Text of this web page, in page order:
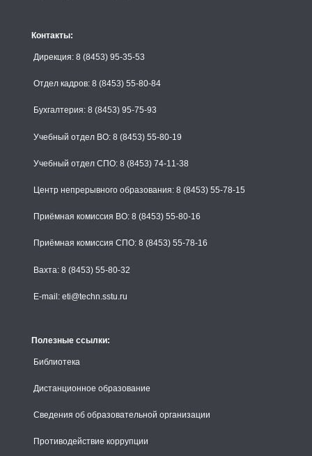
Контакты:
Дирекция: 8 (8453) 95-35-53
Отдел кадров: 8 (8453) 55-80-84
Бухгалтерия: 8 (8453) 95-75-93
Учебный отдел ВО: 8 (8453) 55-80-19
Учебный отдел СПО: 8 (8453) 74-11-38
Центр непрерывного образования: 8 (8453) 55-78-15
Приёмная комиссия ВО: 8 (8453) 55-80-16
Приёмная комиссия СПО: 8 (8453) 55-78-16
Вахта: 8 (8453) 55-80-32
E-mail: eti@techn.sstu.ru
Полезные ссылки:
Библиотека
Дистанционное образование
Сведения об образовательной организации
Противодействие коррупции